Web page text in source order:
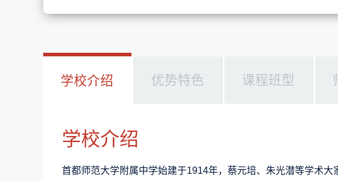
学校介绍 优势特色 课程班型
学校介绍
首都师范大学附属中学始建于1914年，蔡元培、朱光潜等学术